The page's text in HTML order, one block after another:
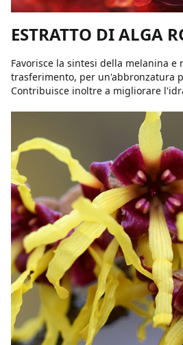
ESTRATTO DI ALGA
Favorisce la sintesi della melanina e
trasferimento, per un'abbronzatura
Contribuisce inoltre a migliorare